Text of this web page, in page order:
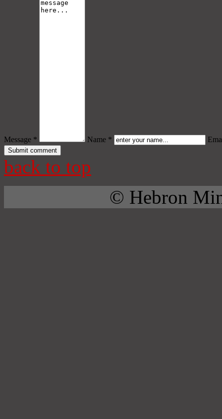
Message * Name *
back to top
© Hebron